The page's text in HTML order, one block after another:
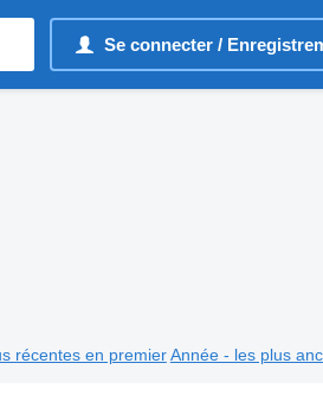
Se connecter /
récentes en premier Année - les plus